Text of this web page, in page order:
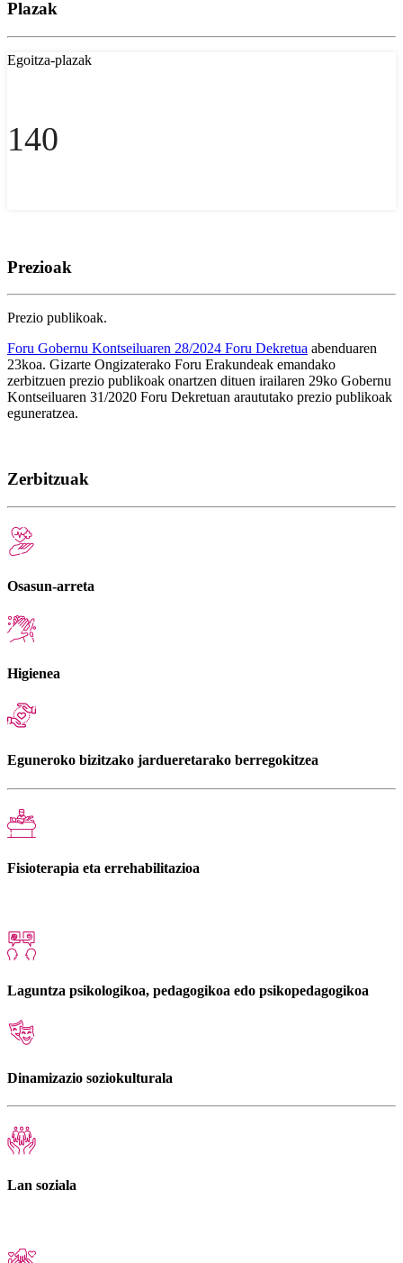
Plazak
Egoitza-plazak
140
Prezioak
Prezio publikoak.
Foru Gobernu Kontseiluaren 28/2024 Foru Dekretua abenduaren
23koa. Gizarte Ongizaterako Foru Erakundeak emandako
zerbitzuen prezio publikoak onartzen dituen irailaren 29ko Gobernu
Kontseiluaren 31/2020 Foru Dekretuan araututako prezio publikoak
eguneratzea.
Zerbitzuak
Osasun-arreta
Higienea
Eguneroko bizitzako jardueretarako berregokitzea
Fisioterapia eta errehabilitazioa
Laguntza psikologikoa, pedagogikoa edo psikopedagogikoa
Dinamizazio soziokulturala
Lan soziala